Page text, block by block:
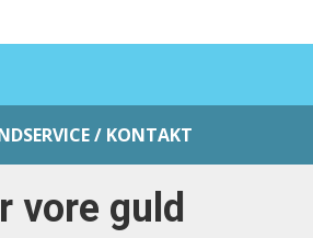
/ KONTAKT
vore guld